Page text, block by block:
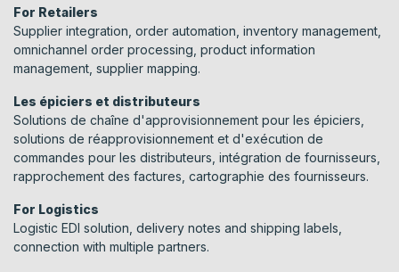
For Retailers
Supplier integration, order automation, inventory management,
omnichannel order processing, product information
management, supplier mapping.​
Les épiciers et distributeurs
Solutions de chaîne d'approvisionnement pour les épiciers,
solutions de réapprovisionnement et d'exécution de
commandes pour les distributeurs, intégration de fournisseurs,
rapprochement des factures, cartographie des fournisseurs.
For Logistics
Logistic EDI solution, delivery notes and shipping labels,
connection with multiple partners.​